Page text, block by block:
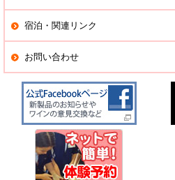
宿泊・関連リンク
お問い合わせ